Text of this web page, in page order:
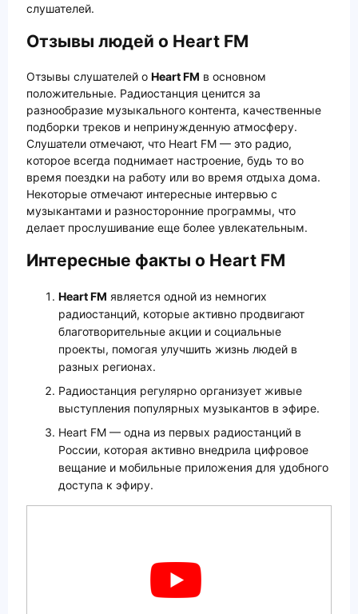
слушателей.
Отзывы людей о Heart FM
Отзывы слушателей о Heart FM в основном
положительные. Радиостанция ценится за
разнообразие музыкального контента, качественные
подборки треков и непринужденную атмосферу.
Слушатели отмечают, что Heart FM — это радио,
которое всегда поднимает настроение, будь то во
время поездки на работу или во время отдыха дома.
Некоторые отмечают интересные интервью с
музыкантами и разносторонние программы, что
делает прослушивание еще более увлекательным.
Интересные факты о Heart FM
Heart FM является одной из немногих
радиостанций, которые активно продвигают
благотворительные акции и социальные
проекты, помогая улучшить жизнь людей в
разных регионах.
Радиостанция регулярно организует живые
выступления популярных музыкантов в эфире.
Heart FM — одна из первых радиостанций в
России, которая активно внедрила цифровое
вещание и мобильные приложения для удобного
доступа к эфиру.